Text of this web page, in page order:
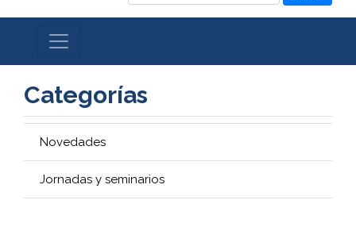
Categorías
Novedades
Jornadas y seminarios